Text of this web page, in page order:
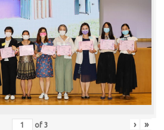
of3 › »